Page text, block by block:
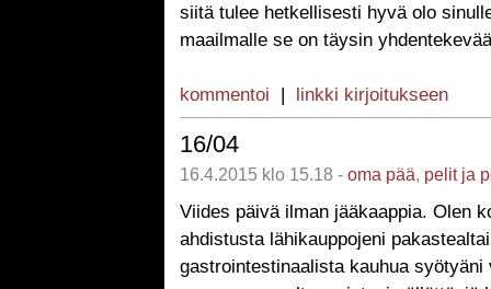
siitä tulee hetkellisesti hyvä olo
maailmalle se on täysin
kommentoi | linkki kirjoitukseen
16/04
16.4.2015 klo 15.18 - oma pää, pelit ja
Viides päivä ilman jääkaappia. Olen
ahdistusta lähikauppojeni
gastrointestinaalista kauhua